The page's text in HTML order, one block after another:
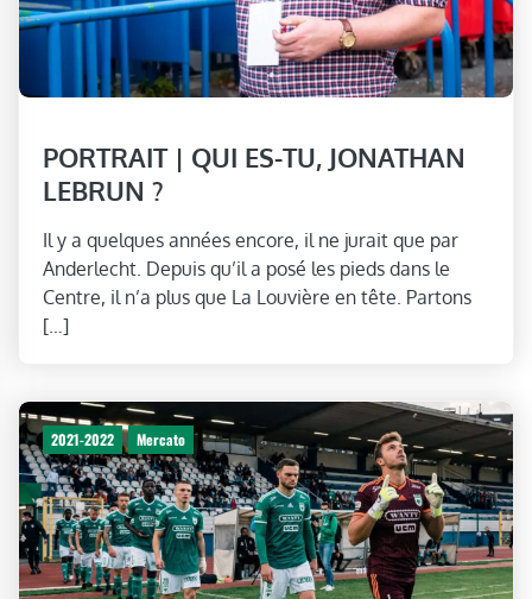
PORTRAIT | QUI ES-TU, JONATHAN
LEBRUN ?
Il y a quelques années encore, il ne jurait que par
Anderlecht. Depuis qu’il a posé les pieds dans le
Centre, il n’a plus que La Louvière en tête. Partons
[…]
2021-2022 Mercato